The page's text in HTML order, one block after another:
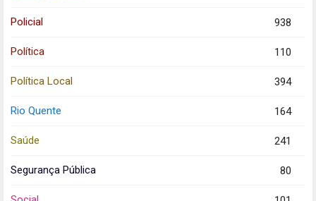
Policial 938
Política 110
Política Local 394
Rio Quente 164
Saúde 241
Segurança Pública 80